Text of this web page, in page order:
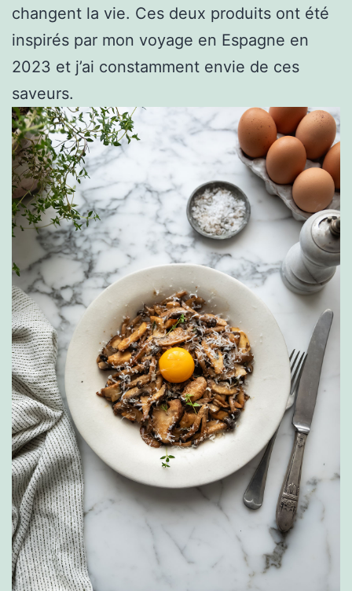
changent la vie. Ces deux produits ont été
inspirés par mon voyage en Espagne en
2023 et j’ai constamment envie de ces
saveurs.